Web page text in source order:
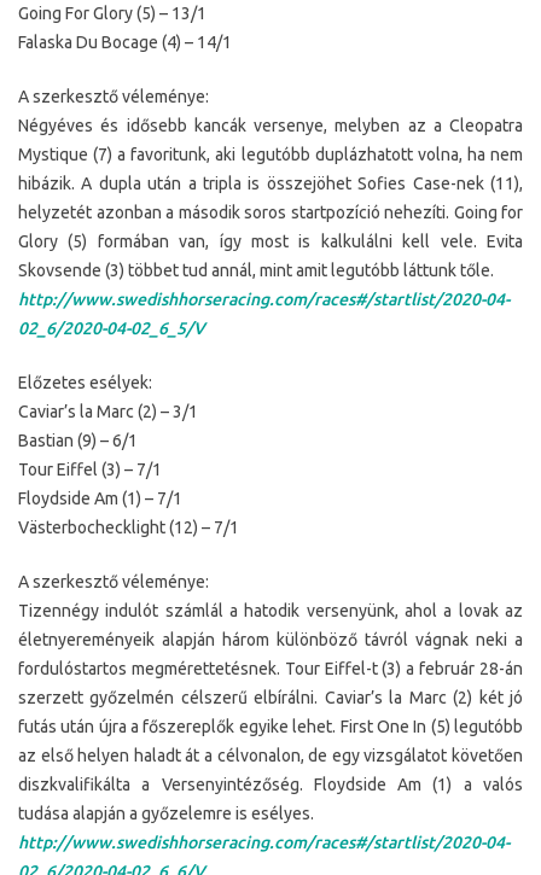
Going For Glory (5) – 13/1
Falaska Du Bocage (4) – 14/1
A szerkesztő véleménye:
Négyéves és idősebb kancák versenye, melyben az a Cleopatra
Mystique (7) a favoritunk, aki legutóbb duplázhatott volna, ha nem
hibázik. A dupla után a tripla is összejöhet Sofies Case-nek (11),
helyzetét azonban a második soros startpozíció nehezíti. Going for
Glory (5) formában van, így most is kalkulálni kell vele. Evita
Skovsende (3) többet tud annál, mint amit legutóbb láttunk tőle.
http://www.swedishhorseracing.com/races#/startlist/2020-04-
02_6/2020-04-02_6_5/V
Előzetes esélyek:
Caviar’s la Marc (2) – 3/1
Bastian (9) – 6/1
Tour Eiffel (3) – 7/1
Floydside Am (1) – 7/1
Västerbochecklight (12) – 7/1
A szerkesztő véleménye:
Tizennégy indulót számlál a hatodik versenyünk, ahol a lovak az
életnyereményeik alapján három különböző távról vágnak neki a
fordulóstartos megmérettetésnek. Tour Eiffel-t (3) a február 28-án
szerzett győzelmén célszerű elbírálni. Caviar’s la Marc (2) két jó
futás után újra a főszereplők egyike lehet. First One In (5) legutóbb
az első helyen haladt át a célvonalon, de egy vizsgálatot követően
diszkvalifikálta a Versenyintézőség. Floydside Am (1) a valós
tudása alapján a győzelemre is esélyes.
http://www.swedishhorseracing.com/races#/startlist/2020-04-